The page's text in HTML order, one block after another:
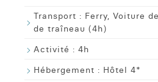
Transport : Ferry, Voiture
de traîneau (4h)
Activité : 4h
Hébergement : Hôtel 4*